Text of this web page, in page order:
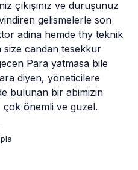
çıkışınız ve duruşunuz
gelismelerle son
adina hemde thy teknik
size candan tesekkur
Para yatmasa bile
diyen, yöneticilere
bulunan bir abimizin
önemli ve guzel.